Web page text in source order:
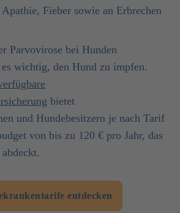
Apathie, Fieber sowie an Erbrechen
Parvovirose bei Hunden
wichtig, den Hund zu impfen.
bietet
und Hundebesitzern je nach Tarif
von bis zu 120 € pro Jahr, das
entdecken